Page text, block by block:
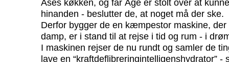
Åses køkken, og far Åge er stolt over at
hinanden - beslutter de, at noget må der ske.
Derfor bygger de en kæmpestor maskine,
damp, er i stand til at rejse i tid og rum - i
I maskinen rejser de nu rundt og samler de
lave en “kraftdeflibreringintelligenshydrator”